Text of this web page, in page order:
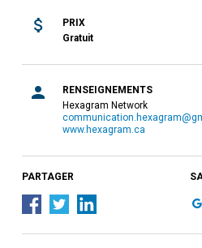
PRIX
Gratuit
RENSEIGNEMENTS
Hexagram Network
www.hexagram.ca
PARTAGER